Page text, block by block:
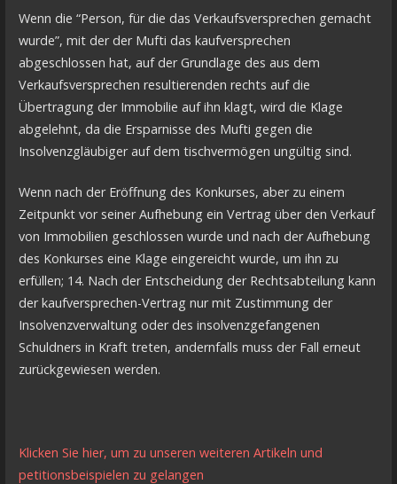
Wenn die “Person, für die das Verkaufsversprechen gemacht
wurde”, mit der der Mufti das kaufversprechen
abgeschlossen hat, auf der Grundlage des aus dem
Verkaufsversprechen resultierenden rechts auf die
Übertragung der Immobilie auf ihn klagt, wird die Klage
abgelehnt, da die Ersparnisse des Mufti gegen die
Insolvenzgläubiger auf dem tischvermögen ungültig sind.
Wenn nach der Eröffnung des Konkurses, aber zu einem
Zeitpunkt vor seiner Aufhebung ein Vertrag über den Verkauf
von Immobilien geschlossen wurde und nach der Aufhebung
des Konkurses eine Klage eingereicht wurde, um ihn zu
erfüllen; 14. Nach der Entscheidung der Rechtsabteilung kann
der kaufversprechen-Vertrag nur mit Zustimmung der
Insolvenzverwaltung oder des insolvenzgefangenen
Schuldners in Kraft treten, andernfalls muss der Fall erneut
zurückgewiesen werden.
Klicken Sie hier, um zu unseren weiteren Artikeln und
petitionsbeispielen zu gelangen